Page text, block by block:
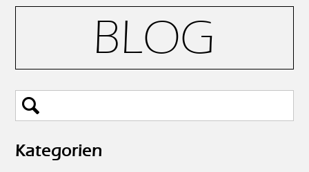
BLOG
Kategorien